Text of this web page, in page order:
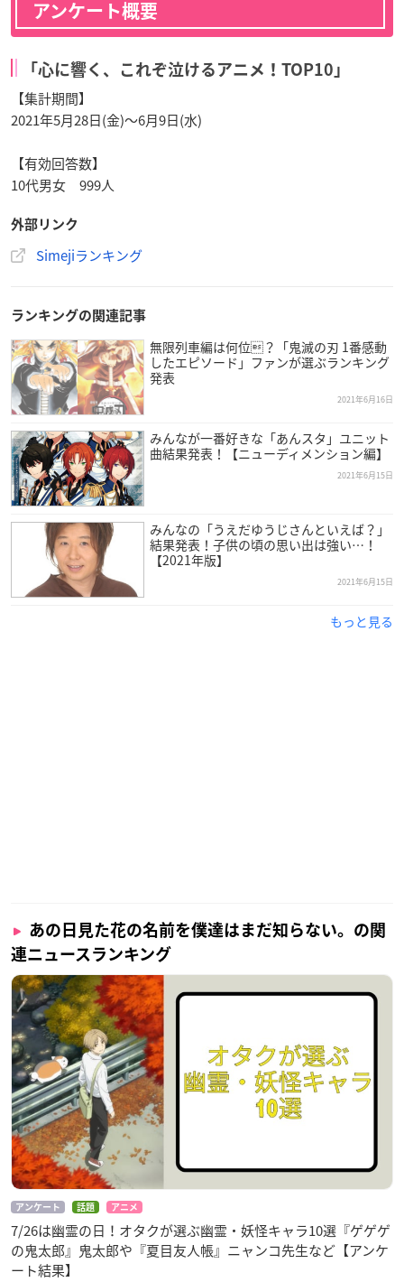
アンケート概要
「心に響く、これぞ泣けるアニメ！TOP10」
【集計期間】
2021年5月28日(金)〜6月9日(水)
【有効回答数】
10代男女 999人
外部リンク
Simejiランキング
ランキングの関連記事
無限列車編は何位？「鬼滅の刃 1番感動
したエピソード」ファンが選ぶランキング
発表
2021年6月16日
みんなが一番好きな「あんスタ」ユニット
曲結果発表！【ニューディメンション編】
2021年6月15日
みんなの「うえだゆうじさんといえば？」
結果発表！子供の頃の思い出は強い…！
【2021年版】
2021年6月15日
もっと見る
あの日見た花の名前を僕達はまだ知らない。の関
連ニュースランキング
アンケート 話題 アニメ
7/26は幽霊の日！オタクが選ぶ幽霊・妖怪キャラ10選『ゲゲゲ
の鬼太郎』鬼太郎や『夏目友人帳』ニャンコ先生など【アンケ
ート結果】